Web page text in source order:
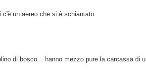
c'è un aereo che si è schiantato:
di bosco... hanno mezzo pure la carcassa di